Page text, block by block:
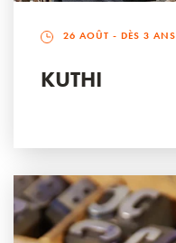
26 AOÛT - DÈS 3 ANS
KUTHI